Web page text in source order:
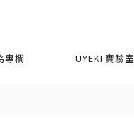
專欄 UYEKI 實驗室